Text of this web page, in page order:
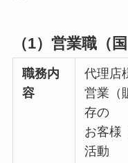
（1）営業職（
職務内
容
代理店
営業（
存の
お客様
活動